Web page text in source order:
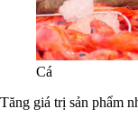
Cá
Tăng giá trị sản phẩm